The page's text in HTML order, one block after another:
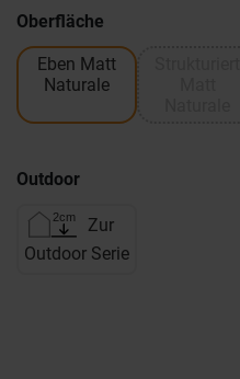
Oberfläche
Eben Matt
Naturale
Outdoor
Zur
Outdoor Serie